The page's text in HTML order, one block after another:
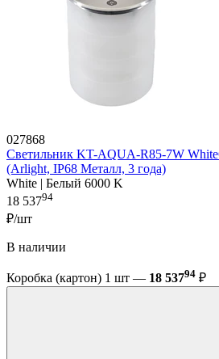
027868
Светильник KT-AQUA-R85-7W
(Arlight, IP68 Металл, 3 года)
White | Белый 6000 K
18 53794
₽/шт
В наличии
Коробка (картон) 1 шт — 18 53794 ₽